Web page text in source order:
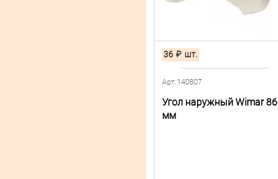
36 ₽ шт.
Арт.140807
Угол наружный Wimar 86
мм